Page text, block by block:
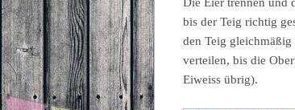
bis der Teig richtig
den Teig
verteilen, bis die
Eiweiss übrig).